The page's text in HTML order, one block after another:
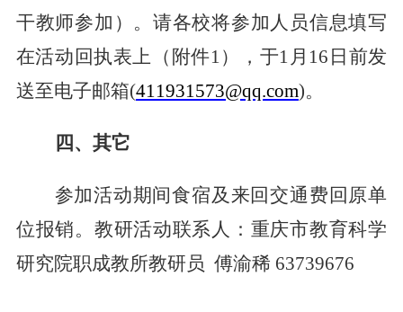
干教师参加）。请各校将参加人员信息填写
在活动回执表上（附件1 ），于1 月 16 日前发
送至电子邮箱(411931573@qq.com)。
四、其它
参加活动期间食宿及来回交通费回原单
位报销。教研活动联系人：重庆市教育科学
研究院职成教所教研员 傅渝稀 63739676